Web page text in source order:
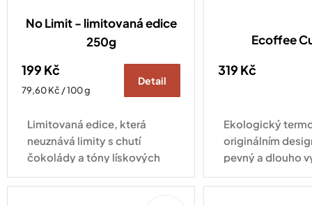
No Limit - limitovaná edice
250g
199 Kč
Měrná
79,60 Kč / 100 g
Detail
Limitovaná edice, která
neuznává limity s chutí
čokolády a tóny lískových
oříšků.
Ecoffee
319 Kč
Ekologický
originálním
pevný a dlouho
pro každodenní